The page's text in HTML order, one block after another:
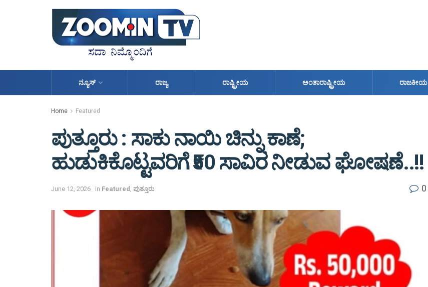
ನ್ಯೂಸ್ ರಾಜ್ಯ ರಾಷ್ಟ್ರೀಯ ಅಂತಾರಾಷ್ಟ್ರೀಯ ರಾಜಕೀಯ
Home Featured
ಪುತ್ತೂರು : ಸಾಕು ನಾಯಿ ಚಿನ್ನು ಕಾಣೆ;
ಹುಡುಕಿಕೊಟ್ಟವರಿಗೆ ₹50 ಸಾವಿರ ನೀಡುವ ಘೋಷಣೆ..!!
June 12, 2026 in Featured ಪುತ್ತೂರು 0